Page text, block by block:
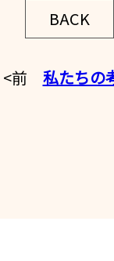
BACK
<前 私たちの